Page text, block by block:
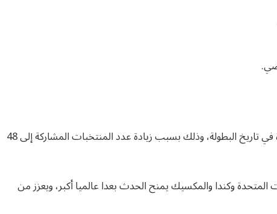
تشكل نسخة كأس العالم 2026 نقطة تحول كبيرة في تاريخ البطولة، وذلك بسبب زيادة عدد المنتخبات المشاركة إلى 48
وكندا والمكسيك يمنح الحدث بعدا عالميا أكبر، ويعزز من